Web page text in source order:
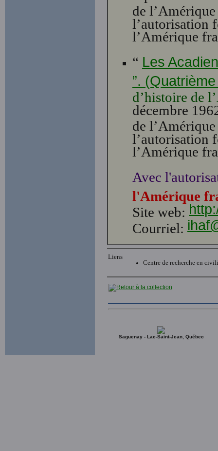
de
l’autorisation
l’Amérique
“ Les
”.
d’histoire de
décembre
de
l’autorisation
l’Amérique
Avec
l'Amérique
Site web:
Courriel:
Liens
Centre de recherche en
Saguenay - Lac-Saint-Jean, Québec